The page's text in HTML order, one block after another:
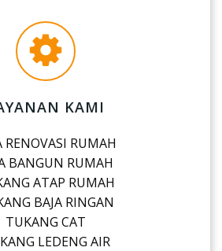
KAMI
RENOVASI RUMAH
BANGUN RUMAH
ATAP RUMAH
BAJA RINGAN
TUKANG CAT
LEDENG AIR